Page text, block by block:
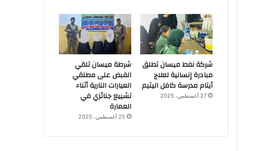
شركة نفط ميسان تطلق
مبادرة إنسانية لعلاج
أيتام مدرسة كافل اليتيم
27 أغسطس، 2025
شرطة ميسان تلقي
القبض على مطلقي
العيارات النارية أثناء
تشييع جنائزي في
العمارة
25 أغسطس، 2025